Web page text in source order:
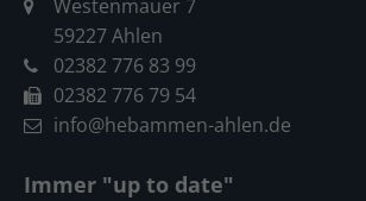
Westenmauer 7
59227 Ahlen
02382 776 83 99
02382 776 79 54
info@hebammen-ahlen.de
Immer "up to date"